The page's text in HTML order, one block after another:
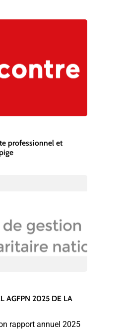
professionnel et
AGFPN 2025 DE LA
rapport annuel 2025